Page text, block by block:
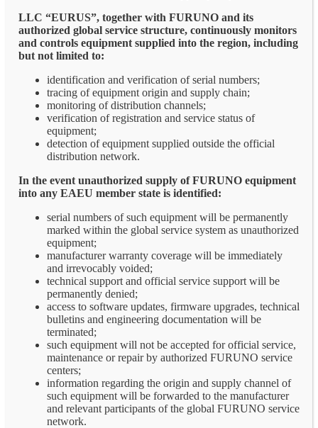
LLC “EURUS”, together with FURUNO and its
authorized global service structure, continuously monitors
and controls equipment supplied into the region, including
but not limited to:
identification and verification of serial numbers;
tracing of equipment origin and supply chain;
monitoring of distribution channels;
verification of registration and service status of
equipment;
detection of equipment supplied outside the official
distribution network.
In the event unauthorized supply of FURUNO equipment
into any EAEU member state is identified:
serial numbers of such equipment will be permanently
marked within the global service system as unauthorized
equipment;
manufacturer warranty coverage will be immediately
and irrevocably voided;
technical support and official service support will be
permanently denied;
access to software updates, firmware upgrades, technical
bulletins and engineering documentation will be
terminated;
such equipment will not be accepted for official service,
maintenance or repair by authorized FURUNO service
centers;
information regarding the origin and supply channel of
such equipment will be forwarded to the manufacturer
and relevant participants of the global FURUNO service
network.